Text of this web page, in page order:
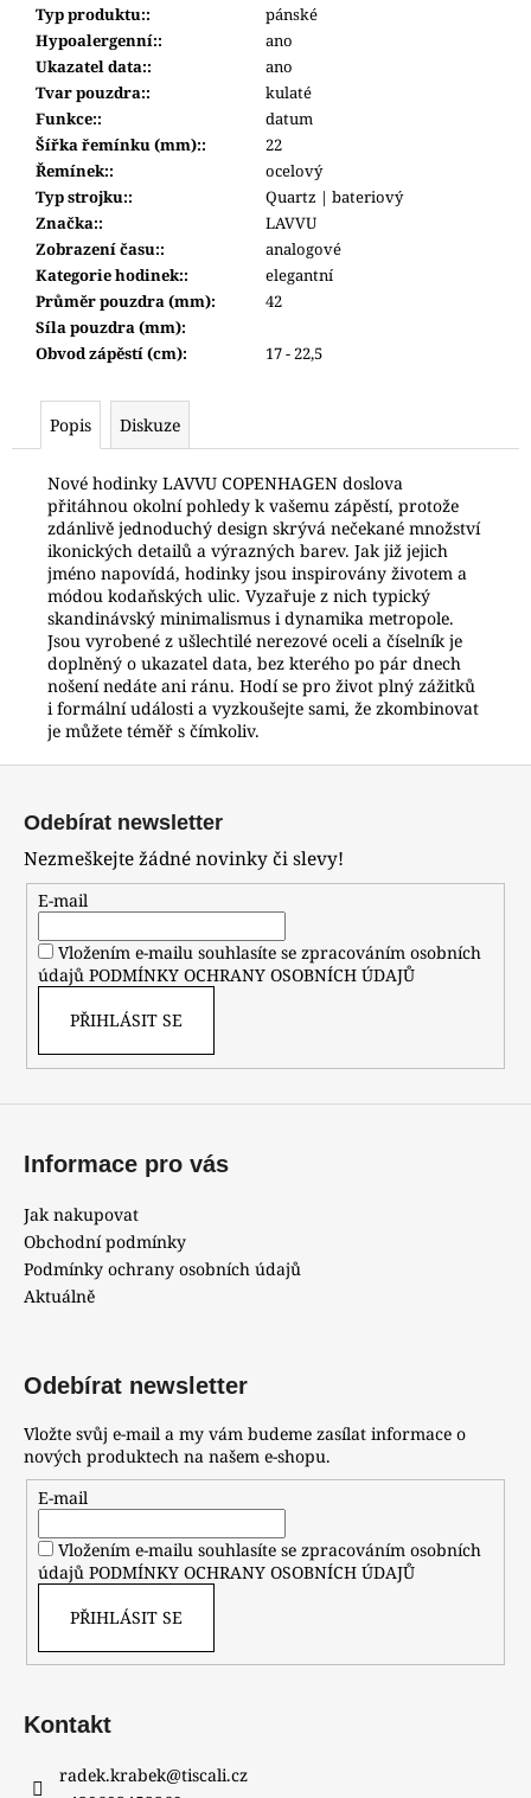
Typ produktu::
pánské
Hypoalergenní::
ano
Ukazatel data::
ano
Tvar pouzdra::
kulaté
Funkce::
datum
Šířka řemínku (mm)::
22
Řemínek::
ocelový
Typ strojku::
Quartz | bateriový
Značka::
LAVVU
Zobrazení času::
analogové
Kategorie hodinek::
elegantní
Průměr pouzdra (mm):
42
Síla pouzdra (mm):
Obvod zápěstí (cm): 17 - 22,5
Popis Diskuze
Nové hodinky LAVVU COPENHAGEN doslova
přitáhnou okolní pohledy k vašemu zápěstí, protože
zdánlivě jednoduchý design skrývá nečekané množství
ikonických detailů a výrazných barev. Jak již jejich
jméno napovídá, hodinky jsou inspirovány životem a
módou kodaňských ulic. Vyzařuje z nich typický
skandinávský minimalismus i dynamika metropole.
Jsou vyrobené z ušlechtilé nerezové oceli a číselník je
doplněný o ukazatel data, bez kterého po pár dnech
nošení nedáte ani ránu. Hodí se pro život plný zážitků
i formální události a vyzkoušejte sami, že zkombinovat
je můžete téměř s čímkoliv.
Odebírat newsletter
Nezmeškejte žádné novinky či slevy!
E-mail
Vložením e-mailu souhlasíte se zpracováním osobních
údajů PODMÍNKY OCHRANY OSOBNÍCH ÚDAJŮ
PŘIHLÁSIT SE
Informace pro vás
Jak nakupovat
Obchodní podmínky
Podmínky ochrany osobních údajů
Aktuálně
Odebírat newsletter
Vložte svůj e-mail a my vám budeme zasílat informace o
nových produktech na našem e-shopu.
E-mail
Vložením e-mailu souhlasíte se zpracováním osobních
údajů PODMÍNKY OCHRANY OSOBNÍCH ÚDAJŮ
PŘIHLÁSIT SE
Kontakt
radek.krabek@tiscali.cz